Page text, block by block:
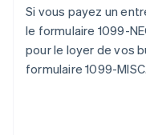
Si vous payez un
le formulaire 1099-
pour le loyer de vos
formulaire 1099-MISC.